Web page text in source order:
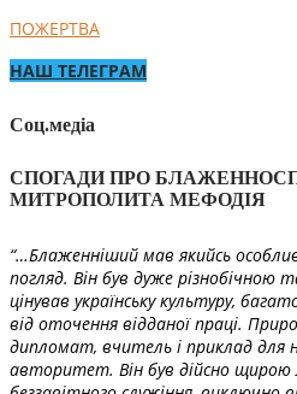
ПОЖЕРТВА
НАШ ТЕЛЕГРАМ
Соц.медіа
СПОГАДИ ПРО
МИТРОПОЛИТА МЕФОДІЯ
“…Блаженніший мав якийсь
погляд. Він був дуже різнобічною
цінував українську культуру,
від оточення відданої праці.
дипломат, вчитель і приклад для
авторитет. Він був дійсно